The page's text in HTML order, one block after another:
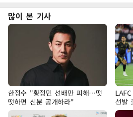
많이 본 기사
한정수 "황정민 선배만 피해…떳
떳하면 신분 공개하라"
선발